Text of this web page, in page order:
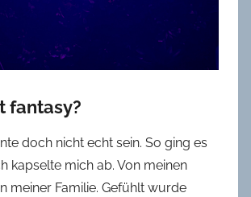
fantasy?
doch nicht echt sein. So ging es
kapselte mich ab. Von meinen
meiner Familie. Gefühlt wurde